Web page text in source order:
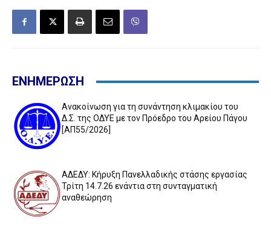
ΕΝΗΜΕΡΩΣΗ
Ανακοίνωση για τη συνάντηση κλιμακίου του
Δ.Σ. της ΟΔΥΕ με τον Πρόεδρο του Αρείου Πάγου
[ΑΠ55/2026]
ΑΔΕΔΥ: Κήρυξη Πανελλαδικής στάσης εργασίας
Τρίτη 14.7.26 ενάντια στη συνταγματική
αναθεώρηση